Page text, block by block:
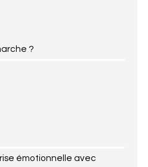
?
émotionnelle avec